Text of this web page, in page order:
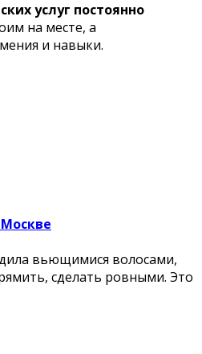
услуг постоянно
на месте, а
и навыки.
вьющимися волосами,
сделать ровными. Это